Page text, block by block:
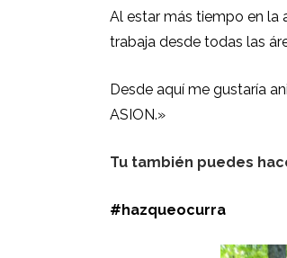
Al estar más tiempo en la
trabaja desde todas las
Desde aquí me gustaría
ASION.»
Tu también puedes
#hazqueocurra